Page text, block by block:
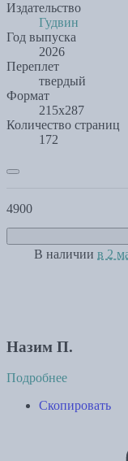
Издательство
Гудвин
Год выпуска
2026
Переплет
твердый
Формат
215х287
Количество страниц
172
4900
В наличии в 2
Назим П.
Подробнее
Скопировать